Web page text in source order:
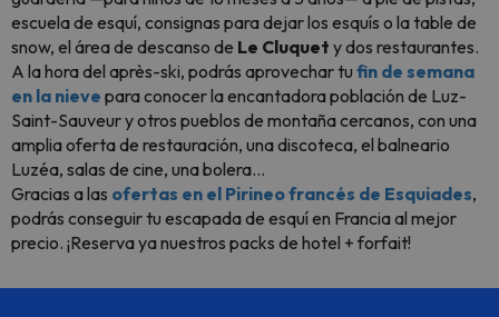
escuela de esquí, consignas para dejar los esquís o la table de
snow, el área de descanso de Le Cluquet y dos restaurantes.
A la hora del après-ski, podrás aprovechar tu fin de semana
en la nieve para conocer la encantadora población de Luz-
Saint-Sauveur y otros pueblos de montaña cercanos, con una
amplia oferta de restauración, una discoteca, el balneario
Luzéa, salas de cine, una bolera…
Gracias a las ofertas en el Pirineo francés de Esquiades,
podrás conseguir tu escapada de esquí en Francia al mejor
precio. ¡Reserva ya nuestros packs de hotel + forfait!